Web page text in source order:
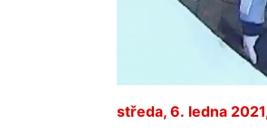
středa, 6. ledna